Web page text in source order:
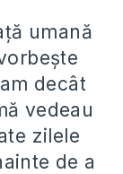
umană
decât
vedeau
zilele
de a